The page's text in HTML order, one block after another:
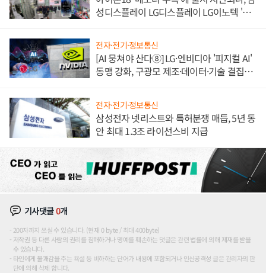
성디스플레이 LG디스플레이 LG이노텍 '탈
전자·전기·정보통신
[AI 뭉쳐야 산다⑧] LG·엔비디아 '피지컬 AI'
동맹 강화, 구광모 제조·데이터·기술 결집
전자·전기·정보통신
삼성전자 넷리스트와 특허분쟁 매듭, 5년 동
안 최대 1.3조 라이선스비 지급
기사댓글0개
200자까지 쓰실 수 있습니다. (현재 0 byte / 최대 400byte)
저작권 등 다른 사람의 권리를 침해하거나 명예를 훼손하는 댓글은 관련 법률에 의해 제재를 받을
수 있습니다.
타인에게 불쾌감을 주는 욕설 등 비하하는 단어가 내용에 포함되거나 인신공격성 글은 관리자의 판
단에 의해 삭제 합니다.